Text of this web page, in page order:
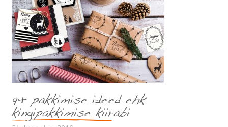
9+ pakkimise ideed ehk
kingipakkimise kiirabi